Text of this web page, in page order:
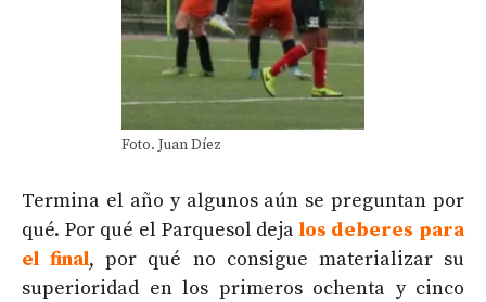
Foto. Juan Díez
Termina el año y algunos aún se preguntan por
qué. Por qué el Parquesol deja los deberes para
el final, por qué no consigue materializar su
superioridad en los primeros ochenta y cinco